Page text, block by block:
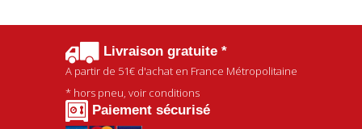
Livraison gratuite *
A partir de 51€d'achat en France Métropolitaine
* hors pneu, voir conditions
Paiement sécurisé